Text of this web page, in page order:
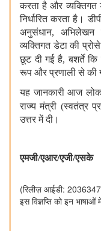
करता है और व्यक्तिगत
निर्धारित करता है।
अनुसंधान, अभिलेखन
व्यक्तिगत डेटा की
छूट दी गई है, बशर्ते कि
रूप और प्रणाली से की
यह जानकारी आज
राज्य मंत्री (स्वतंत्र
उत्तर में दी।
एमजी/एआर/एजी/एसके
(रिलीज़ आईडी:
इस विज्ञप्ति को इन भाषाओं